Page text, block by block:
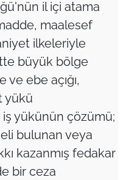
il içi atama
maalesef
ilkeleriyle
büyük bölge
ebe açığı,
yükü
iş yükünün çözümü;
bulunan veya
kazanmış fedakar
bir ceza